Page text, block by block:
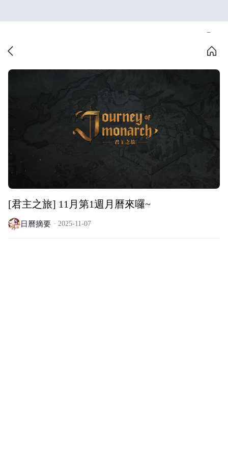
[君主之旅] 11月第1週月曆來囉~
日曆摘要 2025-11-07